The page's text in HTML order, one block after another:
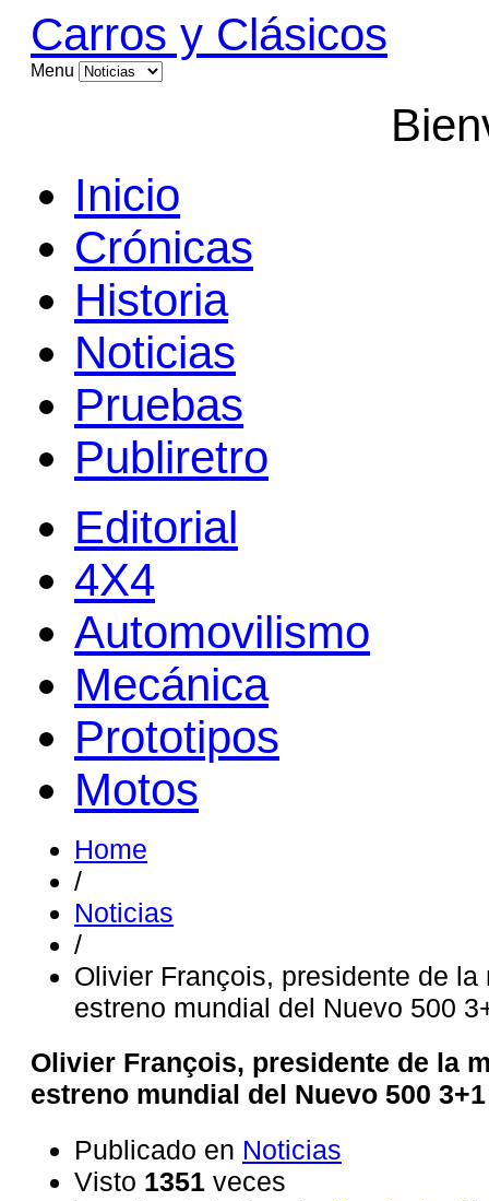
Carros y Clásicos
Menu
Inicio
Crónicas
Historia
Noticias
Pruebas
Publiretro
Editorial
4X4
Automovilismo
Mecánica
Prototipos
Motos
Home
/
Noticias
/
Olivier François, presidente de
estreno mundial del Nuevo 500
Olivier François, presidente de la
estreno mundial del Nuevo 500 3+1
Publicado en Noticias
Visto 1351 veces